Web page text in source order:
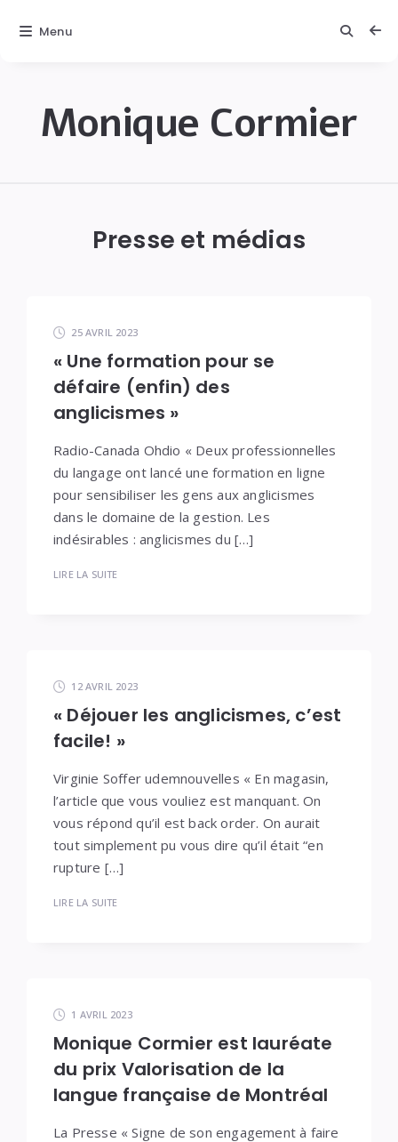
Monique Cormier
Presse et médias
25 AVRIL 2023
« Une formation pour se
défaire (enfin) des
anglicismes »
Radio-Canada Ohdio « Deux professionnelles
du langage ont lancé une formation en ligne
pour sensibiliser les gens aux anglicismes
dans le domaine de la gestion. Les
indésirables : anglicismes du […]
LIRE LA SUITE
12 AVRIL 2023
« Déjouer les anglicismes, c’est
facile! »
Virginie Soffer udemnouvelles « En magasin,
l’article que vous vouliez est manquant. On
vous répond qu’il est back order. On aurait
tout simplement pu vous dire qu’il était “en
rupture […]
LIRE LA SUITE
1 AVRIL 2023
Monique Cormier est lauréate
du prix Valorisation de la
langue française de Montréal
La Presse « Signe de son engagement à faire
Menu